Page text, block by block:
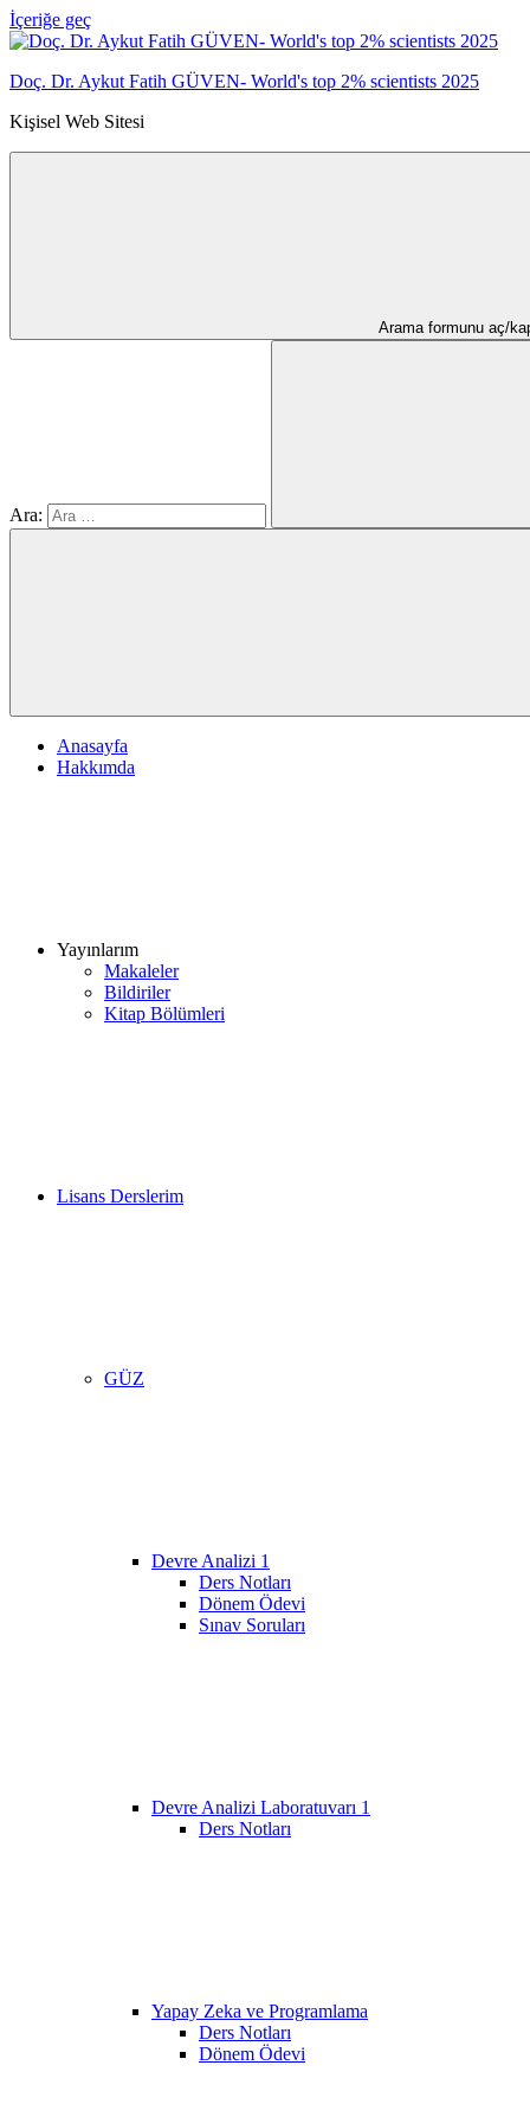
İçeriğe geç
Doç. Dr. Aykut Fatih GÜVEN- World's top 2% scientists 2025
Kişisel Web Sitesi
Arama formunu aç/
Ara:
Anasayfa
Hakkımda
Yayınlarım
Makaleler
Bildiriler
Kitap Bölümleri
Lisans Derslerim
GÜZ
Devre Analizi 1
Ders Notları
Dönem Ödevi
Sınav Soruları
Devre Analizi Laboratuvarı 1
Ders Notları
Yapay Zeka ve Programlama
Ders Notları
Dönem Ödevi